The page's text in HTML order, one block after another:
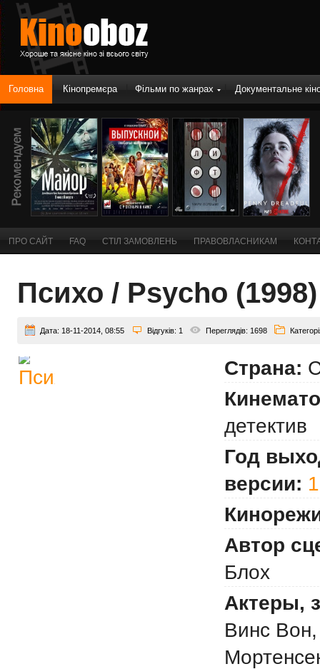
Головна Кінопремєра Фільми по жанрах Документальне
ПРО САЙТ FAQ СТІЛ ЗАМОВЛЕНЬ ПРАВОВЛАСНИКАМ
Психо / Psycho (1998)
Дата: 18-11-2014, 08:55 Відгуків: 1 Переглядів: 1698
Страна:
детектив
Год
версии:
Автор
Блох
Актеры,
Винс